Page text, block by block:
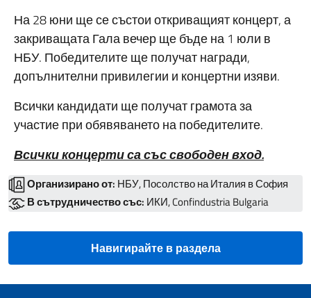
На 28 юни ще се състои откриващият концерт, а
закриващата Гала вечер ще бъде на 1 юли в
НБУ. Победителите ще получат награди,
допълнителни привилегии и концертни изяви.
Всички кандидати ще получат грамота за
участие при обявяването на победителите.
Всички концерти са със свободен вход.
Организирано от: НБУ, Посолство на Италия в София
В сътрудничество със: ИКИ, Confindustria Bulgaria
Навигирайте в раздела